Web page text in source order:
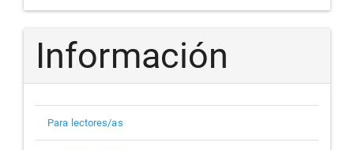
Información
Para lectores/as